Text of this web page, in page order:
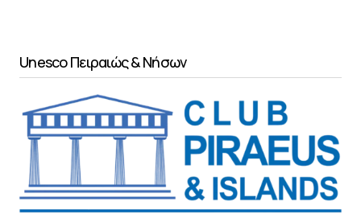
Unesco Πειραιώς & Νήσων